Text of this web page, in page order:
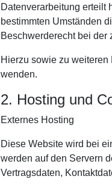
Datenverarbeitung erteilt
bestimmten Umständen
Beschwerderecht bei der
Hierzu sowie zu
wenden.
2. Hosting und
Externes Hosting
Diese Website wird bei
werden auf den Servern
Vertragsdaten,